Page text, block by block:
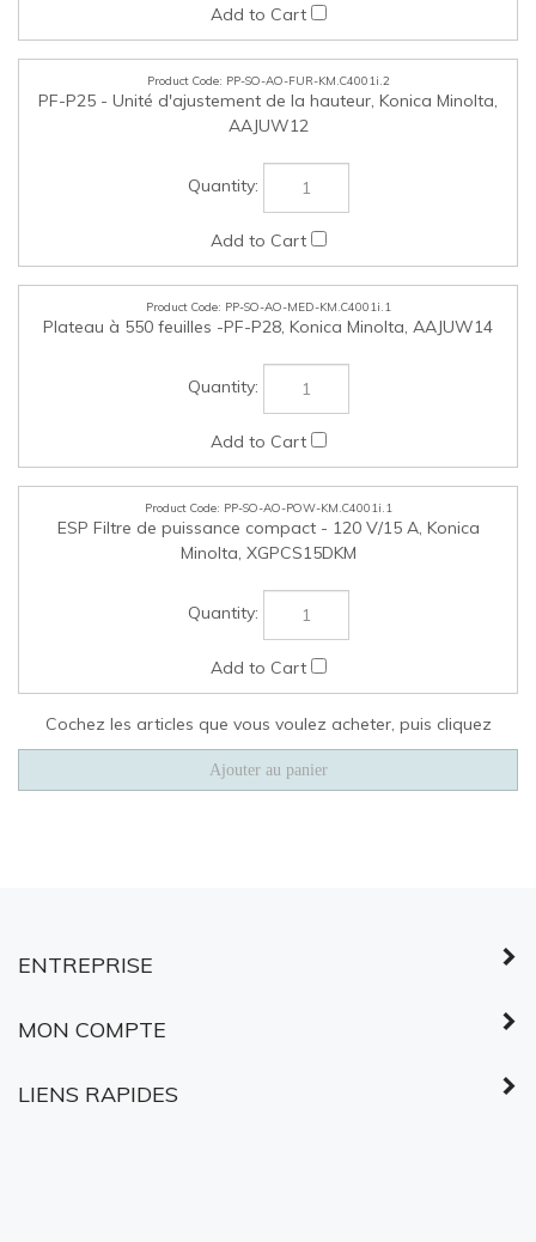
PF-P25 - Unité d'ajustement de la hauteur, Konica Minolta,
PP-SO-AO-MED-KM.C4001i.1
Plateau à 550 feuilles -PF-P28, Konica Minolta, AAJUW14
PP-SO-AO-POW-KM.C4001i.1
ESP Filtre de puissance compact - 120 V/15 A, Konica
Minolta, XGPCS15DKM
Cochez les articles que vous voulez acheter, puis cliquez
LIENS RAPIDES